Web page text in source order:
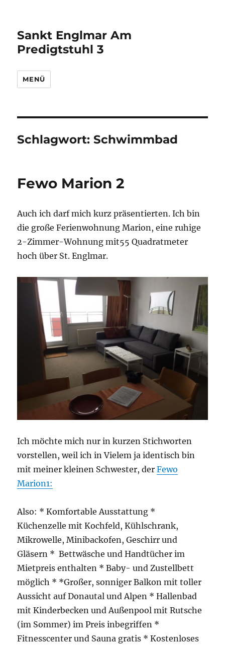
Sankt Englmar Am
Predigtstuhl 3
MENÜ
Schlagwort:Schwimmbad
Fewo Marion 2
Auch ich darf mich kurz präsentierten. Ich bin
die große Ferienwohnung Marion, eine ruhige
2-Zimmer-Wohnung mit55 Quadratmeter
hoch über St. Englmar.
Ich möchte mich nur in kurzen Stichworten
vorstellen, weil ich in Vielem ja identisch bin
mit meiner kleinen Schwester, derFewo
Marion1:
Also: * Komfortable Ausstattung *
Küchenzelle mit Kochfeld, Kühlschrank,
Mikrowelle, Minibackofen, Geschirr und
Gläsern * Bettwäsche und Handtücher im
Mietpreis enthalten * Baby- und Zustellbett
möglich * *Großer, sonniger Balkon mit toller
Aussicht auf Donautal und Alpen * Hallenbad
mit Kinderbecken und Außenpool mit Rutsche
(im Sommer) im Preis inbegriffen *
Fitnesscenter und Sauna gratis * Kostenloses